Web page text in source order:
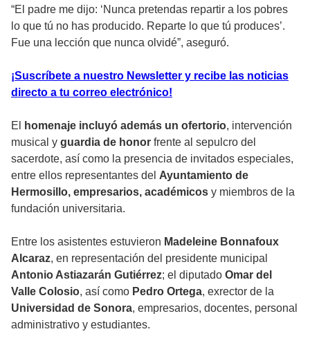
“El padre me dijo: ‘Nunca pretendas repartir a los pobres
lo que tú no has producido. Reparte lo que tú produces’.
Fue una lección que nunca olvidé”, aseguró.
¡Suscríbete a nuestro Newsletter y recibe las noticias
directo a tu correo electrónico!
El homenaje incluyó además un ofertorio, intervención
musical y guardia de honor frente al sepulcro del
sacerdote, así como la presencia de invitados especiales,
entre ellos representantes del Ayuntamiento de
Hermosillo, empresarios, académicos y miembros de la
fundación universitaria.
Entre los asistentes estuvieron Madeleine Bonnafoux
Alcaraz, en representación del presidente municipal
Antonio Astiazarán Gutiérrez; el diputado Omar del
Valle Colosio, así como Pedro Ortega, exrector de la
Universidad de Sonora, empresarios, docentes, personal
administrativo y estudiantes.